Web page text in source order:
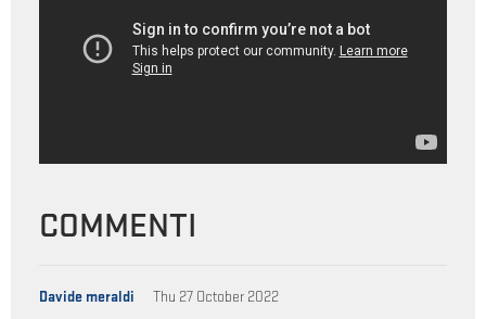
COMMENTI
Davide meraldi Thu 27 October 2022